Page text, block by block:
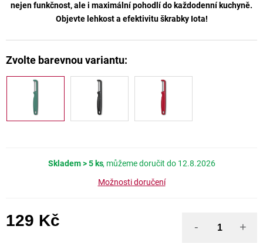
nejen funkčnost, ale i maximální pohodlí do každodenní kuchyně.
Objevte lehkost a efektivitu škrabky Iota!
Skladem> 5 ks
12.8.2026
Možnosti doručení
129 Kč